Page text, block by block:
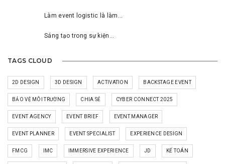
Làm event logistic là làm…
Sáng tạo trong sự kiện…
TAGS CLOUD
2D DESIGN 3D DESIGN ACTIVATION BACKSTAGE EVENT
BẢO VỆ MÔI TRƯỜNG CHIA SẺ CYBER CONNECT 2025
EVENT AGENCY EVENT BRIEF EVENT MANAGER
EVENT PLANNER EVENT SPECIALIST EXPERIENCE DESIGN
FMCG IMC IMMERSIVE EXPERIENCE JD KẾ TOÁN